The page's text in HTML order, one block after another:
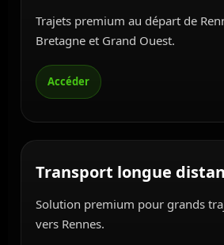
Trajets premium au départ de
Bretagne et Grand Ouest.
Transport longue
Solution premium pour grands
vers Rennes.